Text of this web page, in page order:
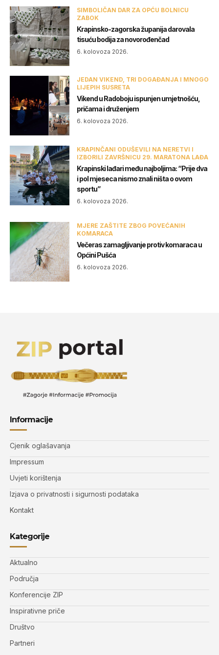
SIMBOLIČAN DAR ZA OPĆU BOLNICU
ZABOK
Krapinsko-zagorska županija darovala
tisuću bodija za novorođenčad
6. kolovoza 2026.
JEDAN VIKEND, TRI DOGAĐANJA I MNOGO
LIJEPIH SUSRETA
Vikend u Radoboju ispunjen umjetnošću,
pričama i druženjem
6. kolovoza 2026.
KRAPINČANI ODUŠEVILI NA NERETVI I
IZBORILI ZAVRŠNICU 29. MARATONA LAĐA
Krapinski lađari među najboljima: “Prije dva
i pol mjeseca nismo znali ništa o ovom
sportu”
6. kolovoza 2026.
MJERE ZAŠTITE ZBOG POVEĆANIH
KOMARACA
Večeras zamagljivanje protiv komaraca u
Općini Pušća
6. kolovoza 2026.
Informacije
Cjenik oglašavanja
Impressum
Uvjeti korištenja
Izjava o privatnosti i sigurnosti podataka
Kontakt
Kategorije
Aktualno
Područja
Konferencije ZIP
Inspirativne priče
Društvo
Partneri